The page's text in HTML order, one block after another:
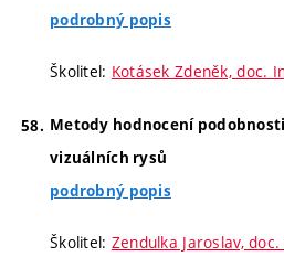
podrobný popis
Školitel: Kotásek Zdeněk, doc.
Metody hodnocení
vizuálních rysů
podrobný popis
Školitel: Zendulka Jaroslav, doc.